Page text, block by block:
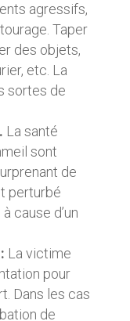
agressifs,
Taper
des objets,
etc. La
sortes de
La santé
sont
de
perturbé
cause d’un
La victime
pour
Dans les cas
de